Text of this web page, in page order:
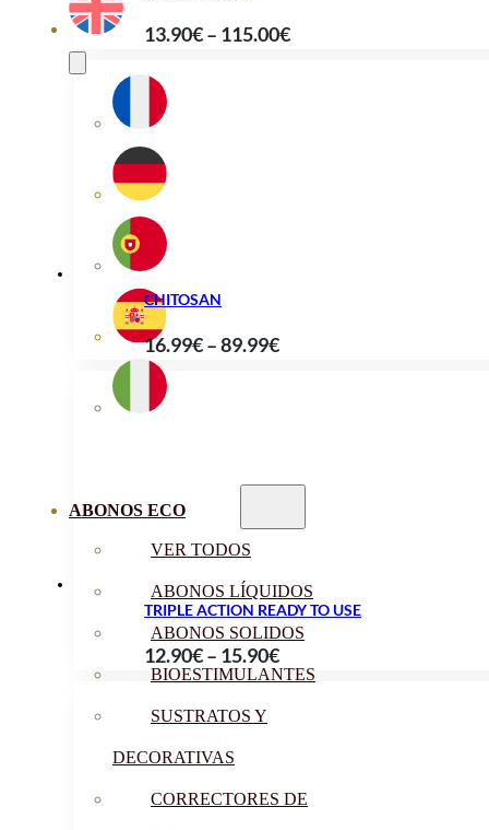
ABONOS ECO
VER TODOS
ABONOS LÍQUIDOS
ABONOS SOLIDOS
BIOESTIMULANTES
SUSTRATOS Y
DECORATIVAS
CORRECTORES DE
13.90€– 115.00€Price
CHITOSAN
16.99€–89.99€Price
TRIPLE ACTION READY TO USE
12.90€– 15.90€Price
range: